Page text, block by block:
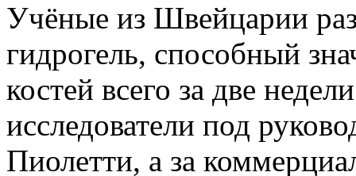
Учёные из Швейцарии
гидрогель, способный
костей всего за две
исследователи под
Пиолетти, а за